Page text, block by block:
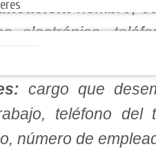
CONTABLE
electrónico,
cargo que
teléfono del
número de